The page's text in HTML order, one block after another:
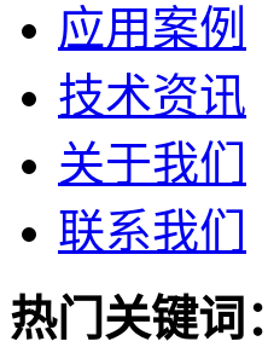
应用案例
技术资讯
关于我们
联系我们
热门关键词：